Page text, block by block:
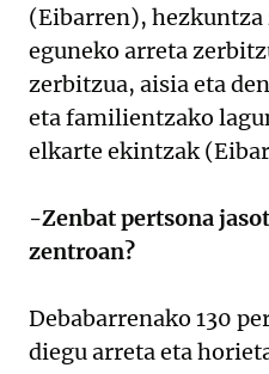
(Eibarren),
eguneko arreta
zerbitzua, aisia eta
eta familientzako
elkarte ekintzak
-Zenbat pertsona
zentroan?
Debabarrenako 130
diegu arreta eta